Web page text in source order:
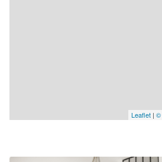
Leaflet | ©